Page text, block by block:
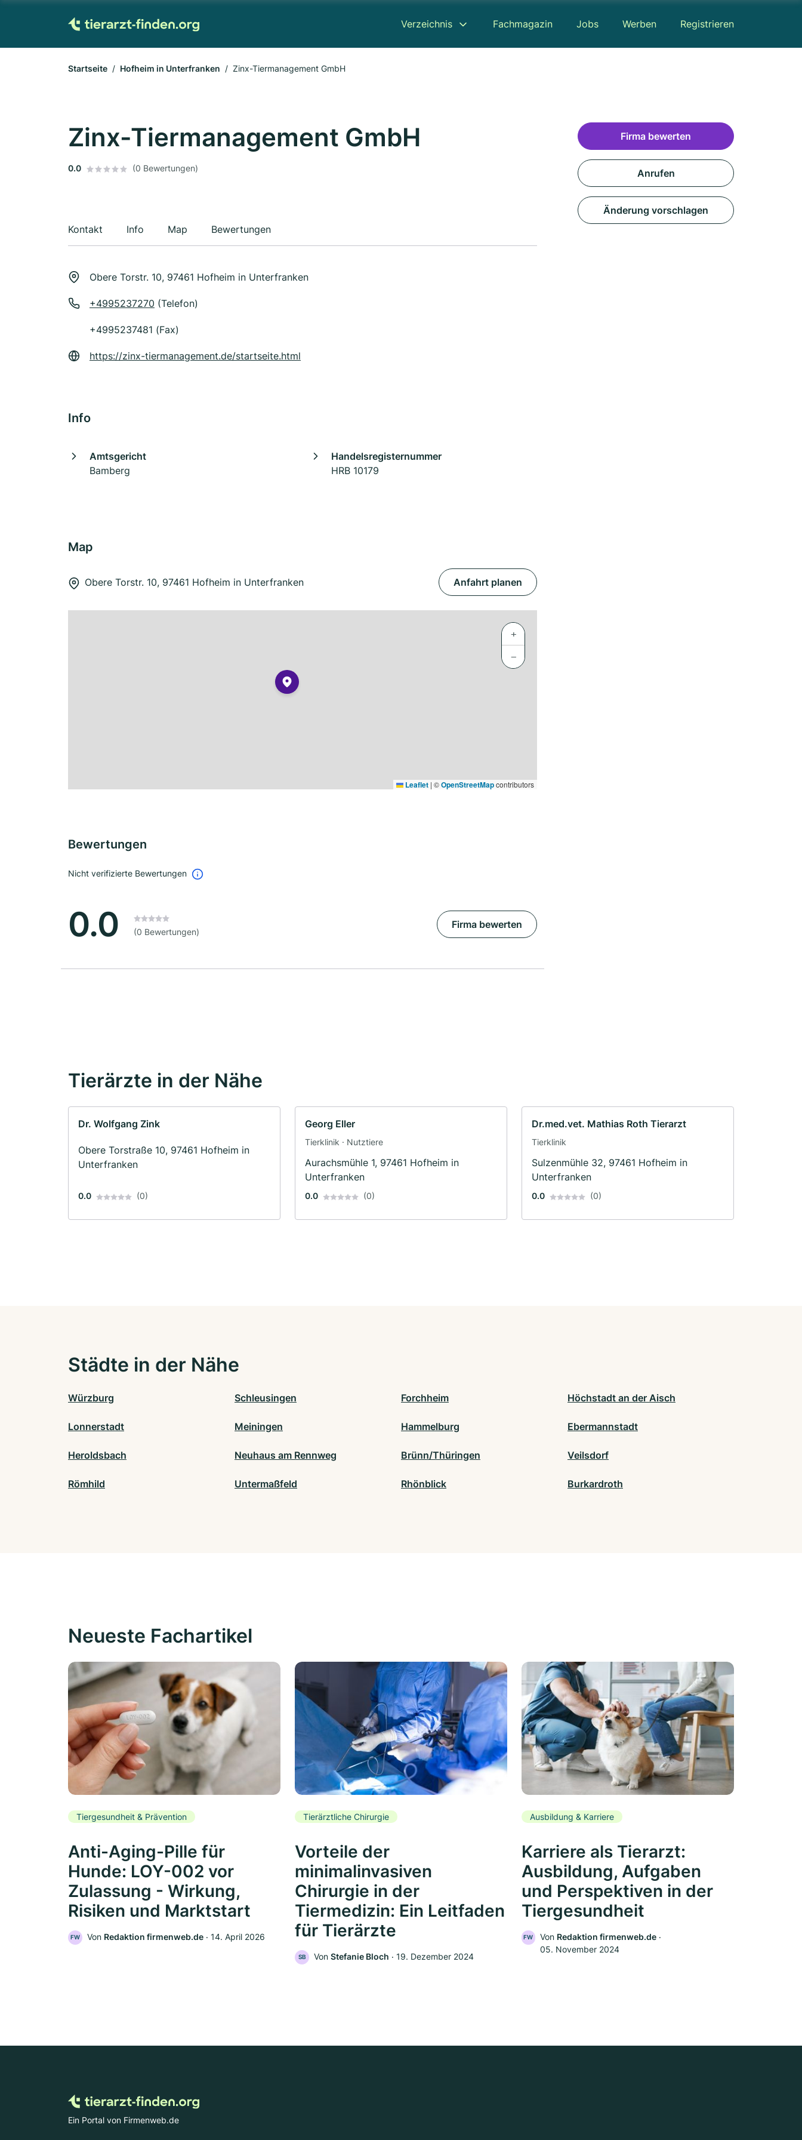
Verzeichnis Fachmagazin Jobs Werben Registrieren
Startseite Hofheim in Unterfranken Zinx-Tiermanagement GmbH
Zinx-Tiermanagement GmbH
0.0 (0 Bewertungen)
Kontakt Info Map Bewertungen
Obere Torstr. 10, 97461 Hofheim in Unterfranken
+4995237270 (Telefon)
+4995237481 (Fax)
https://zinx-tiermanagement.de/startseite.html
Info
Amtsgericht
Bamberg
Handelsregisternummer
HRB 10179
Map
Obere Torstr. 10, 97461 Hofheim in Unterfranken Anfahrt planen
+
−
Leaflet | ©OpenStreetMapcontributors
Bewertungen
Nicht verifizierte Bewertungen
0.0 (0 Bewertungen)
Firma bewerten
Firma bewerten
Anrufen
Änderung vorschlagen
Tierärzte in der Nähe
Dr. Wolfgang Zink
Obere Torstraße 10, 97461 Hofheim in
Unterfranken
0.0 (0)
Georg Eller
Tierklinik · Nutztiere
Aurachsmühle 1, 97461 Hofheim in
Unterfranken
0.0 (0)
Dr.med.vet. Mathias Roth Tierarzt
Tierklinik
Sulzenmühle 32, 97461 Hofheim in
Unterfranken
0.0 (0)
Städte in der Nähe
Würzburg Schleusingen Forchheim Höchstadt an der Aisch
Lonnerstadt Meiningen Hammelburg Ebermannstadt
Heroldsbach Neuhaus am Rennweg Brünn/Thüringen Veilsdorf
Römhild Untermaßfeld Rhönblick Burkardroth
Neueste Fachartikel
Tiergesundheit & Prävention
Anti-Aging-Pille für
Hunde: LOY-002 vor
Zulassung - Wirkung,
Risiken und Marktstart
FW Von Redaktion firmenweb.de ‧ 14. April 2026
Tierärztliche Chirurgie
Vorteile der
minimalinvasiven
Chirurgie in der
Tiermedizin: Ein Leitfaden
für Tierärzte
SB Von Stefanie Bloch ‧ 19. Dezember 2024
Ausbildung & Karriere
Karriere als Tierarzt:
Ausbildung, Aufgaben
und Perspektiven in der
Tiergesundheit
FW Von Redaktion firmenweb.de‧
05. November 2024
Ein Portal von Firmenweb.de